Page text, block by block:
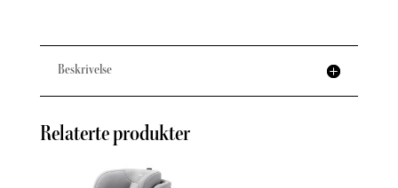
Beskrivelse
Relaterte produkter